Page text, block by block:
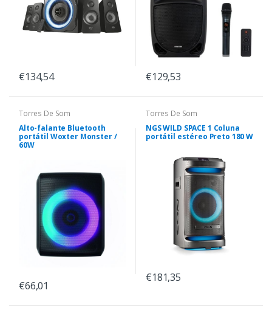
€134,54 €129,53
Torres De Som
Alto-falante Bluetooth
portátil Woxter Monster /
60W
€66,01
Torres De Som
NGS WILD SPACE 1 Coluna
portátil estéreo Preto 180 W
€181,35